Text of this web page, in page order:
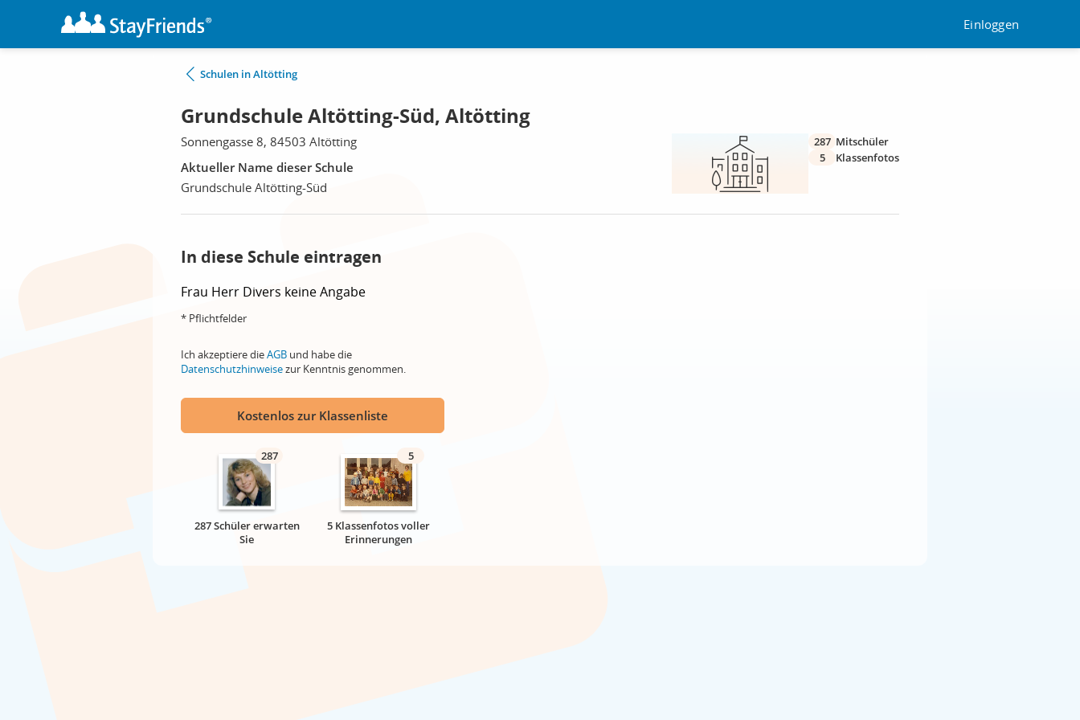
Einloggen
Schulen in Altötting
Grundschule Altötting-Süd, Altötting
Sonnengasse 8, 84503 Altötting
Aktueller Name dieser Schule
Grundschule Altötting-Süd
287 Mitschüler
5
Klassenfotos
In diese Schule eintragen
Frau Herr Divers keine Angabe
* Pflichtfelder
Ich akzeptiere dieAGB und habe die
Datenschutzhinweisezur Kenntnis genommen.
Kostenlos zur Klassenliste
287
287 Schüler erwarten
Sie
5
5 Klassenfotos voller
Erinnerungen